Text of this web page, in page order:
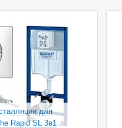
для
Rapid SL 3в1